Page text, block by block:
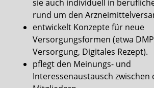
sie auch individuell in
rund um den
entwickelt Konzepte für neue
Versorgungsformen (etwa
Versorgung, Digitales Rezept).
pflegt den Meinungs- und
Interessenaustausch zwischen